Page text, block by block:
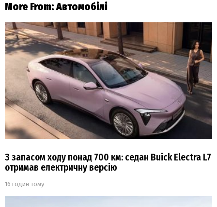
More From:Автомобілі
З запасом ходу понад 700 км: седан Buick Electra L7
отримав електричну версію
16 годин тому